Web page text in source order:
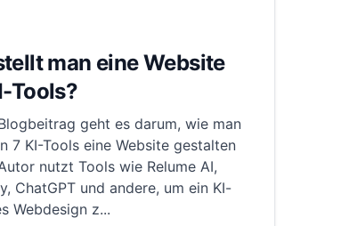
man eine Website
Tools?
geht es darum, wie man
7 KI-Tools eine Website gestalten
nutzt Tools wie Relume AI,
ChatGPT und andere, um ein KI-
Webdesign z...